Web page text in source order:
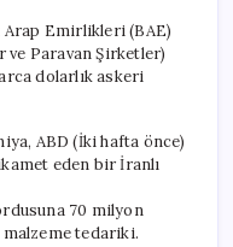
Emirlikleri (BAE)
ve Paravan Şirketler)
dolarlık askeri
ABD (İki hafta önce)
eden bir İranlı
70 milyon
malzeme tedariki.